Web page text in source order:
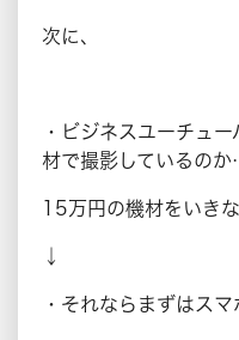
次に、
・ビジネスユーチュ
材で撮影しているの
15万円の機材をいき
↓
・それならまずはス